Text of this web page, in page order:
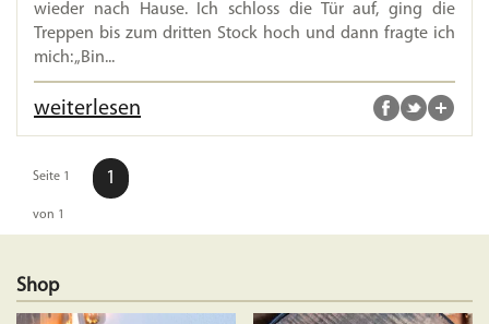
wieder nach Hause. Ich schloss die Tür auf, ging die
Treppen bis zum dritten Stock hoch und dann fragte ich
mich: „Bin...
weiterlesen
Seite 1
von 1
1
Shop